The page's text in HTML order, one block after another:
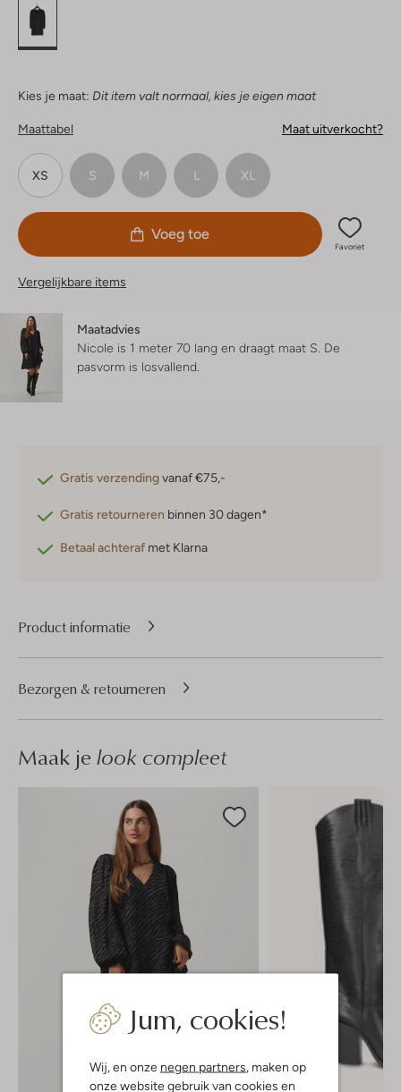
Jum, cookies!
Wij, en onze negen partners, maken op
onze website gebruik van cookies en
Kies je maat: Dit item valt normaal, kies je eigen maat
Maattabel Maat uitverkocht?
XS S M L XL
Voeg toe
Favoriet
Vergelijkbare items
Maatadvies
Nicole is 1 meter 70 lang en draagt maat S. De
pasvorm is losvallend
Gratis verzendingvanaf €75,-
Gratis retourneren binnen 30 dagen*
Betaal achteraf met Klarna
Product informatie
Bezorgen & retourneren
Maak je look compleet